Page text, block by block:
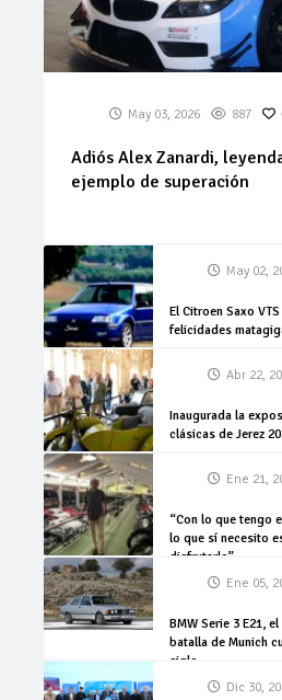
May 03, 2026 887
Adiós Alex Zanardi,
ejemplo de superación
May 02,
El Citroen Saxo
felicidades
Abr 22,
Inaugurada la
clásicas de Jerez
Ene 21,
“Con lo que tengo
lo que sí necesito
disfrutarlo”
Ene 05,
BMW Serie 3 E21,
batalla de Munich
siglo
Dic 30,